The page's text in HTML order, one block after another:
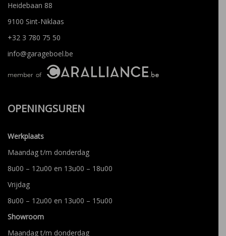
Heidebaan 88
9100 Sint-Niklaas
+32 3 780 75 50
info@garageboel.be
OPENINGSUREN
Werkplaats
Maandag t/m donderdag
8u00 – 12u00 en 13u00 – 18u00
Vrijdag
8u00 – 12u00 en 13u00 – 15u00
Showroom
Maandag t/m donderdag